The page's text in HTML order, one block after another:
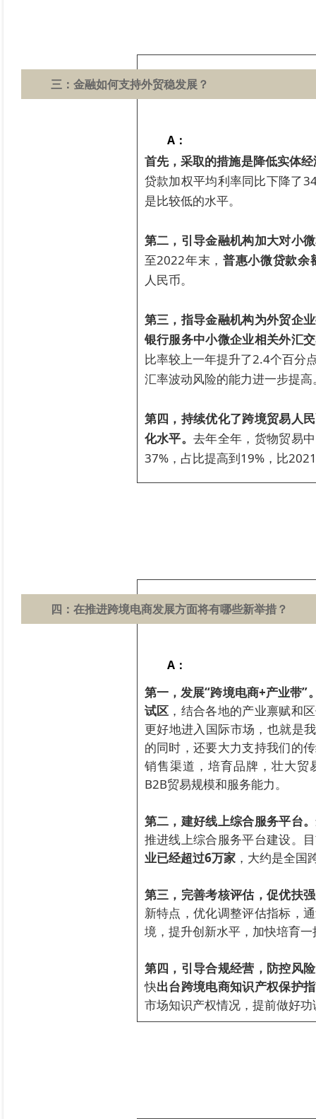
三： 金融如何支持外贸稳发展？
A：
首先，采取的措施是降低实体
贷款加权平均利率同比下降了
是比较低的水平。
第二，引导金融机构加大对小
至2022年末， 普惠小微贷款余
人民币。
第三，指导金融机构为外贸企
银行服务中小微企业相关外汇
比率较上一年提升了2.4个百分
汇率波动风险的能力进一步提高
第四，持续优化了跨境贸易人
化水平。 去年全年，货物贸易
37%，占比提高到19%，比
四： 在推进跨境电商发展方面将有哪些新举措？
A：
第一，发展“跨境电商+产业带”
试区 ，结合各地的产业禀赋和
更好地进入国际市场，也就是
的同时，还要大力支持我们的
销售渠道，培育品牌，壮大贸
B2B贸易规模和服务能力。
第二，建好线上综合服务平台。
推进线上综合服务平台建设。
业已经超过6万家，大约是全国
第三，完善考核评估，促优扶
新特点，优化调整评估指标，
境，提升创新水平，加快培育
第四，引导合规经营，防控风
快出台跨境电商知识产权保护
市场知识产权情况，提前做好功